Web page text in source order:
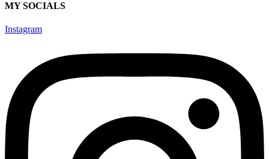
MY SOCIALS
Instagram